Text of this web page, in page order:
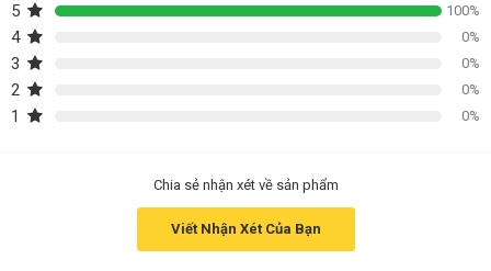
5 100%
4 0%
3 0%
2 0%
1 0%
Chia sẻ nhận xét về sản phẩm
Viết Nhận Xét Của Bạn